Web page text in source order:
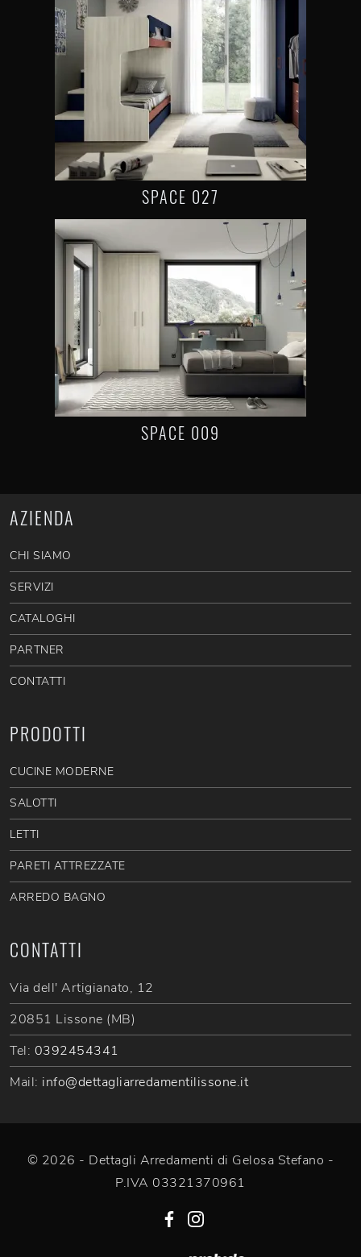
SPACE 027
SPACE 009
AZIENDA
CHI SIAMO
SERVIZI
CATALOGHI
PARTNER
CONTATTI
PRODOTTI
CUCINE MODERNE
SALOTTI
LETTI
PARETI ATTREZZATE
ARREDO BAGNO
CONTATTI
Via dell' Artigianato, 12
20851 Lissone (MB)
Tel: 0392454341
Mail: info@dettagliarredamentilissone.it
© 2026 - Dettagli Arredamenti di Gelosa Stefano -
P.IVA 03321370961